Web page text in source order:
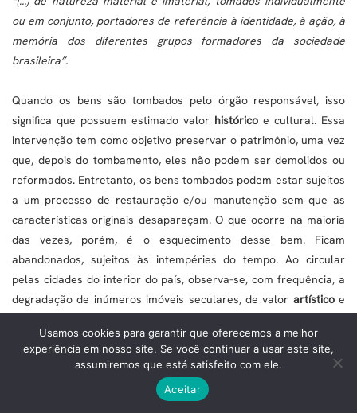
ou em conjunto, portadores de referência à identidade, à ação, à
memória dos diferentes grupos formadores da sociedade
brasileira”.
Quando os bens são tombados pelo órgão responsável, isso
significa que possuem estimado valor histórico e cultural. Essa
intervenção tem como objetivo preservar o patrimônio, uma vez
que, depois do tombamento, eles não podem ser demolidos ou
reformados. Entretanto, os bens tombados podem estar sujeitos
a um processo de restauração e/ou manutenção sem que as
características originais desapareçam. O que ocorre na maioria
das vezes, porém, é o esquecimento desse bem. Ficam
abandonados, sujeitos às intempéries do tempo. Ao circular
pelas cidades do interior do país, observa-se, com frequência, a
degradação de inúmeros imóveis seculares, de valor artísticoe
lamentavelmente dão lugar a outras edificações.
preservaçãodo Patrimônio histórico e
cultural é extremamente relevante. Há uma rica diversidade
Usamos cookies para garantir que oferecemos a melhor
experiência em nosso site. Se você continuar a usar este site,
assumiremos que está satisfeito com ele.
Aceitar